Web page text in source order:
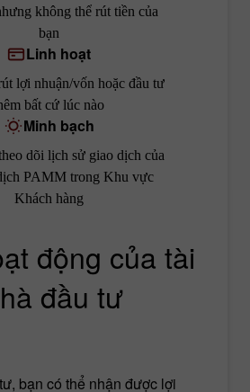
không thể rút tiền của
bạn
Linh hoạt
lợi nhuận/vốn hoặc đầu tư
bất cứ lúc nào
Minh bạch
dõi lịch sử giao dịch của
PAMM trong Khu vực
Khách hàng
động của tài
đầu tư
bạn có thể nhận được lợi